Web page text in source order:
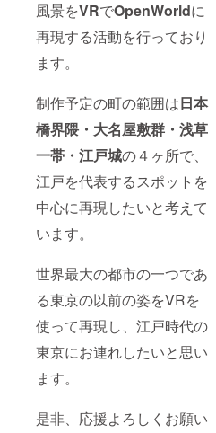
風景をVRでOpenWorldに
再現する活動を行っており
ます。
制作予定の町の範囲は日本
橋界隈・大名屋敷群・浅草
一帯・江戸城の４ヶ所で、
江戸を代表するスポットを
中心に再現したいと考えて
います。
世界最大の都市の一つであ
る東京の以前の姿をVRを
使って再現し、江戸時代の
東京にお連れしたいと思い
ます。
是非、応援よろしくお願い